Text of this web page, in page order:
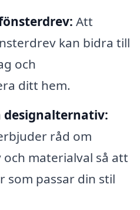
Att
kan bidra till
och
ditt hem.
designalternativ:
råd om
materialval så att
som passar din stil